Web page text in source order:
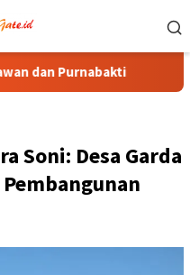
Bhakti dan Warga Siap
Soni: Desa Garda